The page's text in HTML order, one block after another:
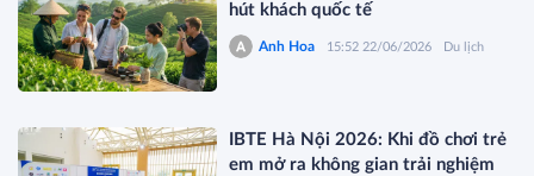
hút khách quốc tế
Anh Hoa 15:52 22/06/2026 Du lịch
IBTE Hà Nội 2026: Khi đồ chơi trẻ
em mở ra không gian trải nghiệm